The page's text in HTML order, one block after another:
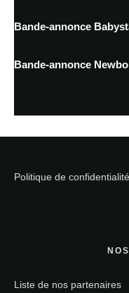
Bande-annonce
Bande-annonce
Politique de confidentialité
Liste de nos partenaires